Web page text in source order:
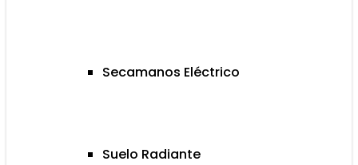
Secamanos Eléctrico
Suelo Radiante